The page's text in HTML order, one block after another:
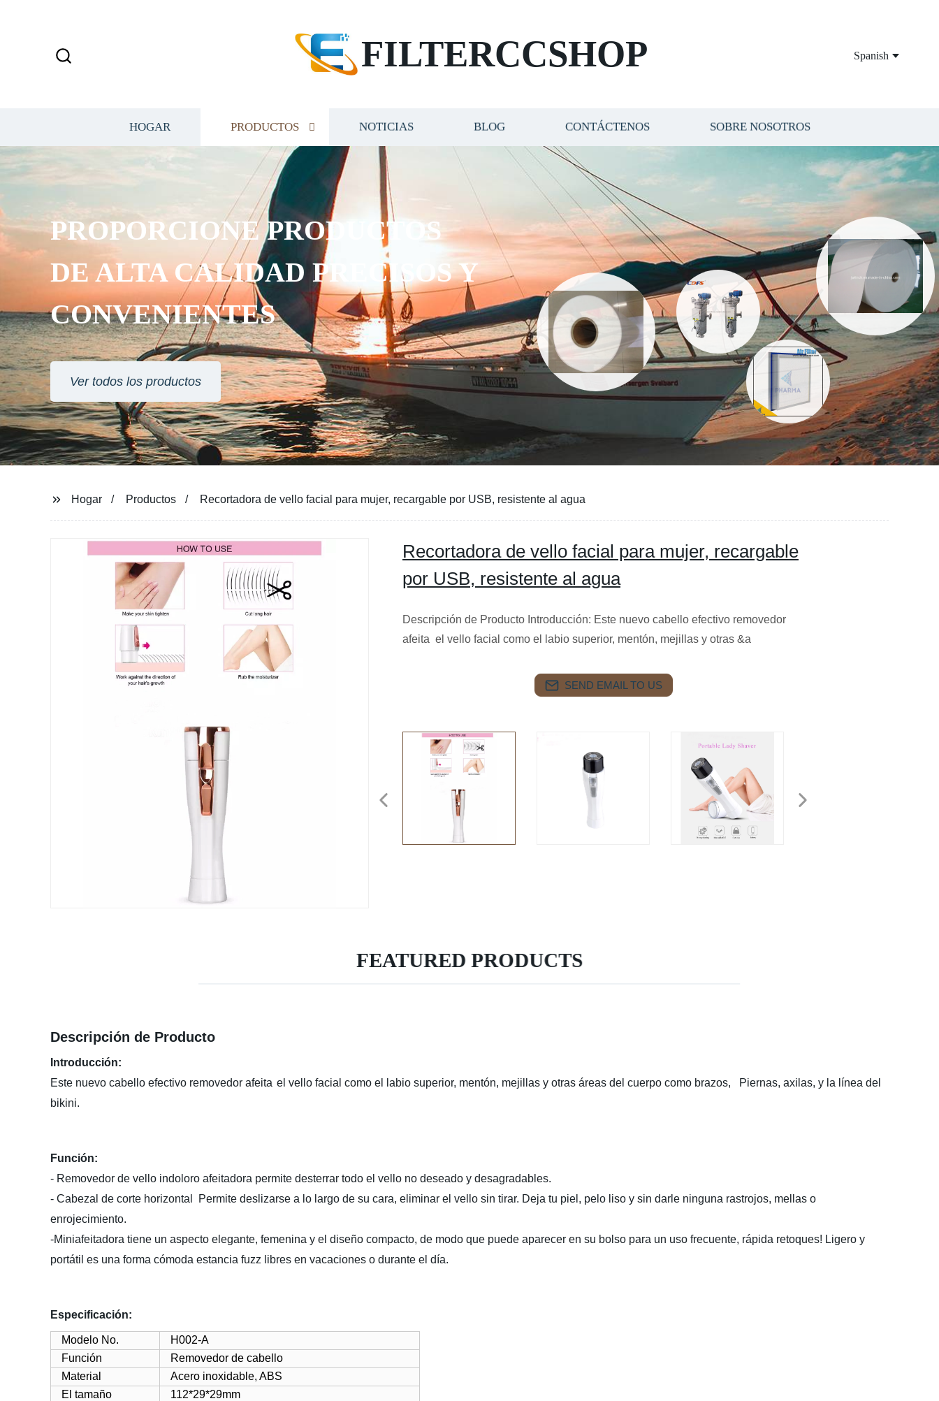
FILTERCCSHOP Spanish
HOGAR PRODUCTOS NOTICIAS BLOG CONTÁCTENOS SOBRE NOSOTROS
PROPORCIONE PRODUCTOS
DE ALTA CALIDAD PRECISOS Y
CONVENIENTES
Ver todos los productos
Hogar Productos Recortadora de vello facial para mujer, recargable por USB, resistente al agua
Recortadora de vello facial para mujer, recargable
por USB, resistente al agua
Descripción de Producto Introducción: Este nuevo cabello efectivo removedor
afeita el vello facial como el labio superior, mentón, mejillas y otras &a
SEND EMAIL TO US
FEATURED PRODUCTS
Descripción de Producto
Introducción:
Este nuevo cabello efectivo removedor afeita el vello facial como el labio superior, mentón, mejillas y otras áreas del cuerpo como brazos, Piernas, axilas, y la línea del
bikini.
Función:
- Removedor de vello indoloro afeitadora permite desterrar todo el vello no deseado y desagradables.
- Cabezal de corte horizontal
Permite deslizarse a lo largo de su cara, eliminar el vello sin tirar. Deja tu piel, pelo liso y sin darle ninguna rastrojos, mellas o
enrojecimiento.
-Miniafeitadora tiene un aspecto elegante, femenina y el diseño compacto, de modo que puede aparecer en su bolso para un uso frecuente, rápida retoques! Ligero y
portátil es una forma cómoda estancia fuzz libres en vacaciones o durante el día.
Especificación:
Modelo No.
H002-A
Función
Removedor de cabello
Material
Acero inoxidable, ABS
El tamaño
112*29*29mm